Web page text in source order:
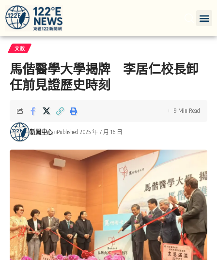
文教
馬偕醫學大學揭牌 李居仁校長卸
任前見證歷史時刻
新聞中心 Published 2025 年 7 月 16 日
9 Min Read